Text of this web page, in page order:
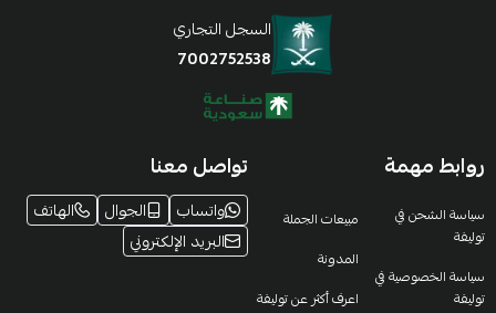
السجل التجاري
7002752538
روابط مهمة
سياسة الشحن في
توليفة
سياسة الخصوصية في
توليفة
مبيعات الجملة
المدونة
اعرف أكثر عن توليفة
تواصل معنا
واتساب الجوال
الهاتف
البريد الإلكتروني